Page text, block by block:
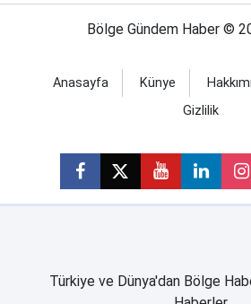
Bölge Gündem Haber ©
Anasayfa Künye
Gizlilik
Türkiye ve Dünya'dan Bölge